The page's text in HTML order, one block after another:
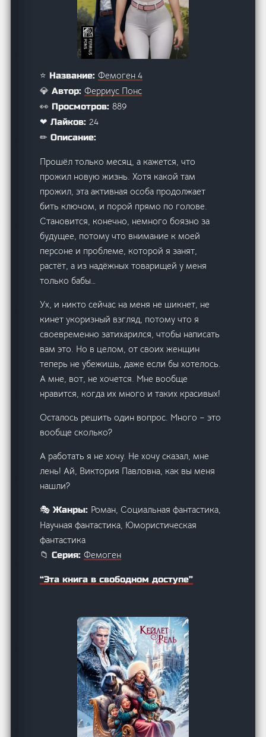
⭐ Название:Фемоген 4
💎 Автор:Ферриус Понс
👀 Просмотров:889
❤ Лайков:24
✏ Описание:
Прошёл только месяц, а кажется, что
прожил новую жизнь. Хотя какой там
прожил, эта активная особа продолжает
бить ключом, и порой прямо по голове.
Становится, конечно, немного боязно за
будущее, потому что внимание к моей
персоне и проблеме, которой я занят,
растёт, а из надёжных товарищей у меня
только бабы…
Ух, и никто сейчас на меня не шикнет, не
кинет укоризный взгляд, потому что я
своевременно затихарился, чтобы написать
вам это. Но в целом, от своих женщин
теперь не убежишь, даже если бы хотелось.
А мне, вот, не хочется. Мне вообще
нравится, когда их много и таких красивых!
Осталось решить один вопрос. Много – это
вообще сколько?
А работать я не хочу. Не хочу сказал, мне
лень! Ай, Виктория Павловна, как вы меня
нашли?
🎭 Жанры: Роман, Социальная фантастика,
Научная фантастика, Юмористическая
фантастика
📁 Серия:Фемоген
“Эта книга в свободном доступе”